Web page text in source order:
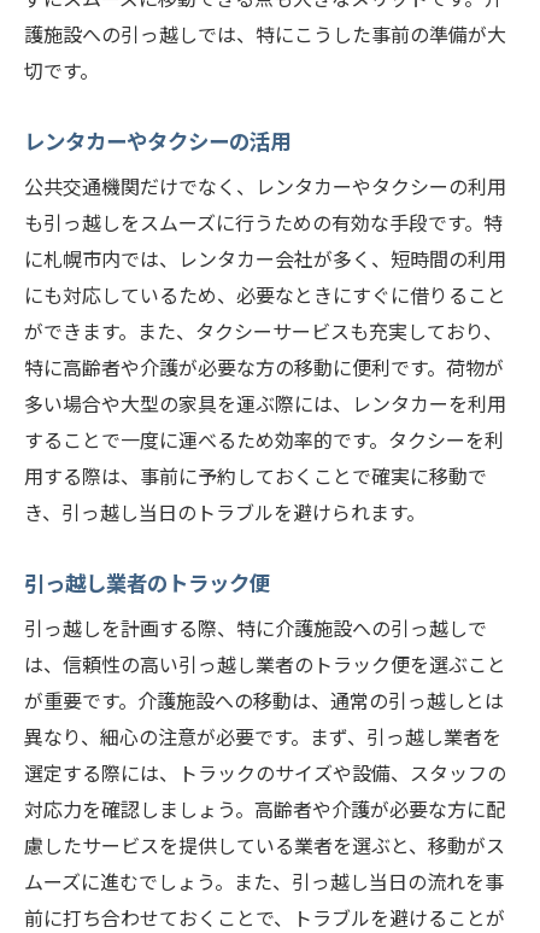
護施設への引っ越しでは、特にこうした事前の準備が大
切です。
レンタカーやタクシーの活用
公共交通機関だけでなく、レンタカーやタクシーの利用
も引っ越しをスムーズに行うための有効な手段です。特
に札幌市内では、レンタカー会社が多く、短時間の利用
にも対応しているため、必要なときにすぐに借りること
ができます。また、タクシーサービスも充実しており、
特に高齢者や介護が必要な方の移動に便利です。荷物が
多い場合や大型の家具を運ぶ際には、レンタカーを利用
することで一度に運べるため効率的です。タクシーを利
用する際は、事前に予約しておくことで確実に移動で
き、引っ越し当日のトラブルを避けられます。
引っ越し業者のトラック便
引っ越しを計画する際、特に介護施設への引っ越しで
は、信頼性の高い引っ越し業者のトラック便を選ぶこと
が重要です。介護施設への移動は、通常の引っ越しとは
異なり、細心の注意が必要です。まず、引っ越し業者を
選定する際には、トラックのサイズや設備、スタッフの
対応力を確認しましょう。高齢者や介護が必要な方に配
慮したサービスを提供している業者を選ぶと、移動がス
ムーズに進むでしょう。また、引っ越し当日の流れを事
前に打ち合わせておくことで、トラブルを避けることが